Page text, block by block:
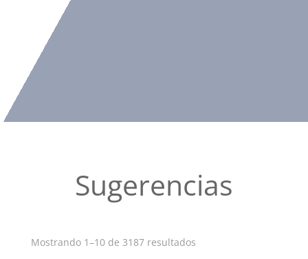
Sugerencias
Mostrando 1–10 de 3187 resultadosOrdenado